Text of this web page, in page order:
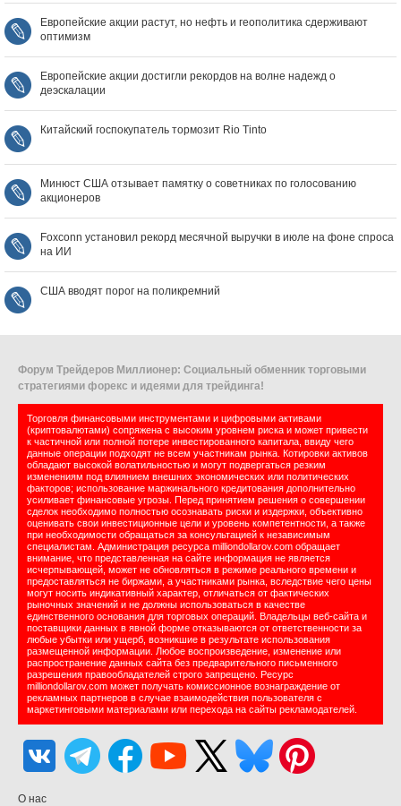
Европейские акции растут, но нефть и геополитика сдерживают
оптимизм
Европейские акции достигли рекордов на волне надежд о
деэскалации
Китайский госпокупатель тормозит Rio Tinto
Минюст США отзывает памятку о советниках по голосованию
акционеров
Foxconn установил рекорд месячной выручки в июле на фоне спроса
на ИИ
США вводят порог на поликремний
Форум Трейдеров Миллионер: Социальный обменник торговыми
стратегиями форекс и идеями для трейдинга!
Торговля финансовыми инструментами и цифровыми активами
(криптовалютами) сопряжена с высоким уровнем риска и может привести
к частичной или полной потере инвестированного капитала, ввиду чего
данные операции подходят не всем участникам рынка. Котировки активов
обладают высокой волатильностью и могут подвергаться резким
изменениям под влиянием внешних экономических или политических
факторов; использование маржинального кредитования дополнительно
усиливает финансовые угрозы. Перед принятием решения о совершении
сделок необходимо полностью осознавать риски и издержки, объективно
оценивать свои инвестиционные цели и уровень компетентности, а также
при необходимости обращаться за консультацией к независимым
специалистам. Администрация ресурса milliondollarov.com обращает
внимание, что представленная на сайте информация не является
исчерпывающей, может не обновляться в режиме реального времени и
предоставляться не биржами, а участниками рынка, вследствие чего цены
могут носить индикативный характер, отличаться от фактических
рыночных значений и не должны использоваться в качестве
единственного основания для торговых операций. Владельцы веб-сайта и
поставщики данных в явной форме отказываются от ответственности за
любые убытки или ущерб, возникшие в результате использования
размещенной информации. Любое воспроизведение, изменение или
распространение данных сайта без предварительного письменного
разрешения правообладателей строго запрещено. Ресурс
milliondollarov.com может получать комиссионное вознаграждение от
рекламных партнеров в случае взаимодействия пользователя с
маркетинговыми материалами или перехода на сайты рекламодателей.
О нас